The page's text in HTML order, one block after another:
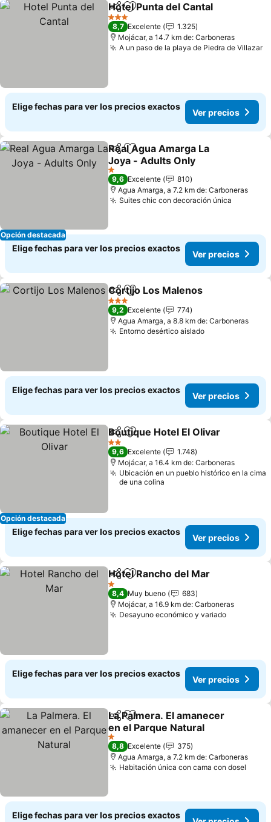
CompartirAgregar a favoritos
Hotel Punta del Cantal
3 Estrellas
8,7 Excelente
1.325
Mojácar, a 14.7 km de: Carboneras
A un paso de la playa de Piedra de Villazar
Elige fechas para ver los precios exactos
Ver precios
Opción destacada
CompartirAgregar a favoritos
Real Agua Amarga La
Joya - Adults Only
1 Estrellas
9,6 Excelente
810
Agua Amarga, a 7.2 km de: Carboneras
Suites chic con decoración única
Elige fechas para ver los precios exactos
Ver precios
CompartirAgregar a favoritos
Cortijo Los Malenos
3 Estrellas
9,2 Excelente
774
Agua Amarga, a 8.8 km de: Carboneras
Entorno desértico aislado
Elige fechas para ver los precios exactos
Ver precios
Opción destacada
CompartirAgregar a favoritos
Boutique Hotel El Olivar
2 Estrellas
9,6 Excelente
1.748
Mojácar, a 16.4 km de: Carboneras
Ubicación en un pueblo histórico en la cima
de una colina
Elige fechas para ver los precios exactos
Ver precios
CompartirAgregar a favoritos
Hotel Rancho del Mar
1 Estrellas
8,4 Muy bueno
683
Mojácar, a 16.9 km de: Carboneras
Desayuno económico y variado
Elige fechas para ver los precios exactos
Ver precios
CompartirAgregar a favoritos
La Palmera. El amanecer
en el Parque Natural
1 Estrellas
8,8 Excelente
375
Agua Amarga, a 7.2 km de: Carboneras
Habitación única con cama con dosel
Elige fechas para ver los precios exactos